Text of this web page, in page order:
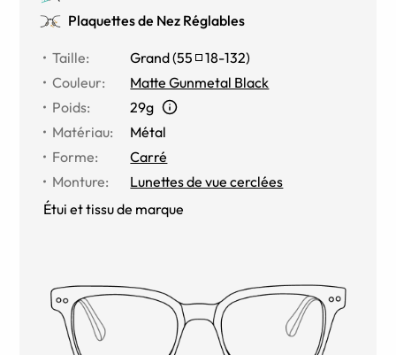
Plaquettes de Nez Réglables
Taille: Grand(55 18-132)
Couleur:
Matte Gunmetal Black
Poids:
29g
Matériau:
Métal
Forme:
Carré
Monture:
Lunettes de vue cerclées
Étui et tissu de marque